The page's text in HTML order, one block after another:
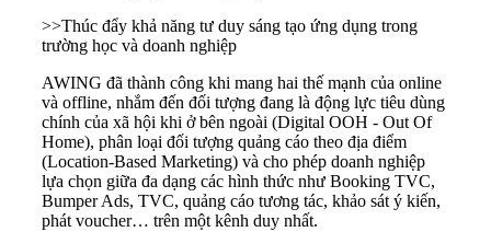
>>Thúc đẩy khả năng tư duy sáng tạo ứng dụng trong
trường học và doanh nghiệp
AWING đã thành công khi mang hai thế mạnh của online
và offline, nhắm đến đối tượng đang là động lực tiêu dùng
chính của xã hội khi ở bên ngoài (Digital OOH - Out Of
Home), phân loại đối tượng quảng cáo theo địa điểm
(Location-Based Marketing) và cho phép doanh nghiệp
lựa chọn giữa đa dạng các hình thức như Booking TVC,
Bumper Ads, TVC, quảng cáo tương tác, khảo sát ý kiến,
phát voucher… trên một kênh duy nhất.